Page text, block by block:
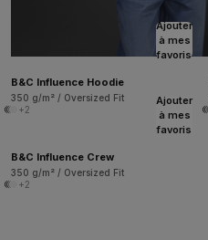
Ajouter
à mes
favoris
B&C Influence Hoodie
350 g/m² / Oversized Fit
+2
Ajouter
à mes
favoris
B&C Influence Crew
350 g/m² / Oversized Fit
+2